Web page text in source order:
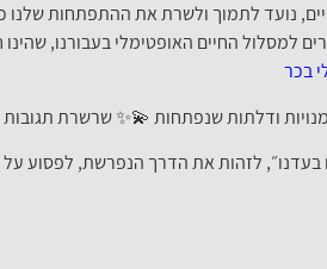
נועד לתמוך ולשרת את ההתפתחות שלנו
למסלול החיים האופטימלי בעבורנו,
בכר
ודלתות שנפתחות 💫✨ שרשרת
בעדנו״, לזהות את הדרך הנפרשת, לפסוע